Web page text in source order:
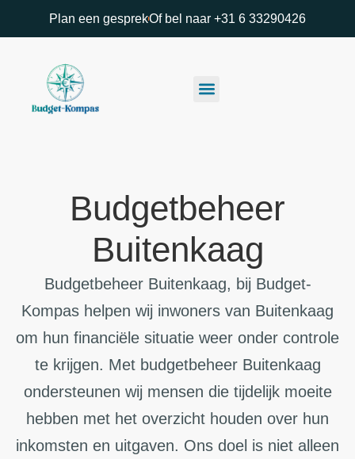
Plan een gesprekOf bel naar +31 6 33290426
Budgetbeheer
Buitenkaag
Budgetbeheer Buitenkaag, bij Budget-
Kompas helpen wij inwoners van Buitenkaag
om hun financiële situatie weer onder controle
te krijgen. Met budgetbeheer Buitenkaag
ondersteunen wij mensen die tijdelijk moeite
hebben met het overzicht houden over hun
inkomsten en uitgaven. Ons doel is niet alleen